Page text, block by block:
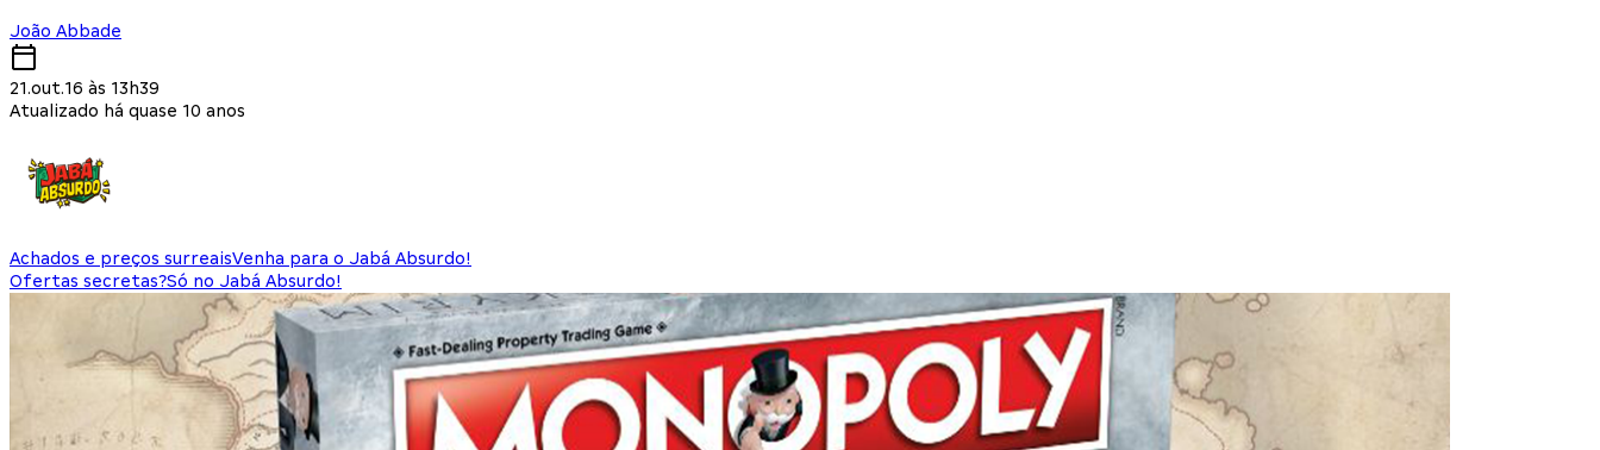
João Abbade
21.out.16 às 13h39
Atualizado há quase 10 anos
Achados e preços surreaisVenha para o Jabá Absurdo!
Ofertas secretas?Só no Jabá Absurdo!